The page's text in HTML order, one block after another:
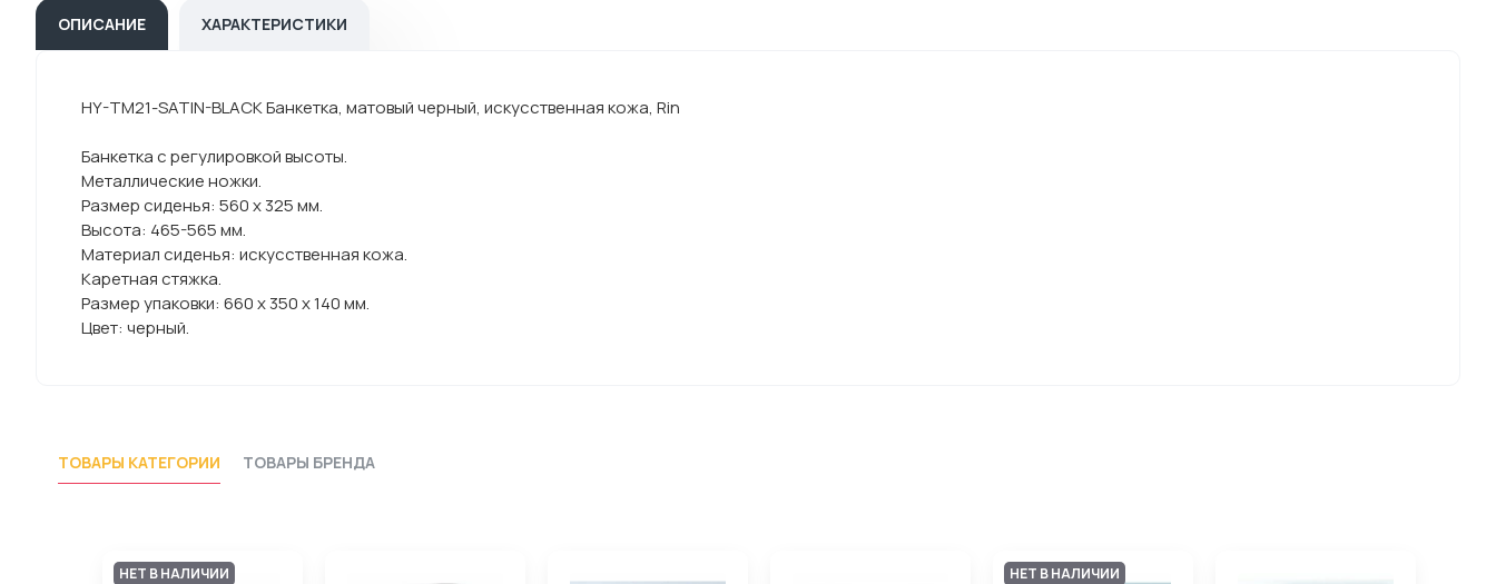
ОПИСАНИЕ ХАРАКТЕРИСТИКИ
HY-TM21-SATIN-BLACK Банкетка, матовый черный, искусственная кожа, Rin
Банкетка с регулировкой высоты.
Металлические ножки.
Размер сиденья: 560 х 325 мм.
Высота: 465-565 мм.
Материал сиденья: искусственная кожа.
Каретная стяжка.
Размер упаковки: 660 х 350 х 140 мм.
Цвет: черный.
ТОВАРЫ КАТЕГОРИИ ТОВАРЫ БРЕНДА
НЕТ В НАЛИЧИИ НЕТ В НАЛИЧИИ